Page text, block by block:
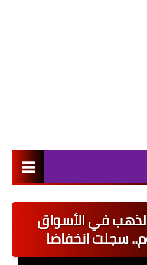
اخبار القطاع العام
اخبار القطاع الخاص
في الأسواق
سجلت انخفاضا